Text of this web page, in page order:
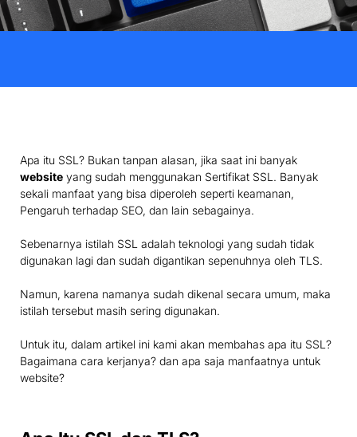
Apa itu SSL? Bukan tanpan alasan, jika saat ini banyak
website yang sudah menggunakan Sertifikat SSL. Banyak
sekali manfaat yang bisa diperoleh seperti keamanan,
Pengaruh terhadap SEO, dan lain sebagainya.
Sebenarnya istilah SSL adalah teknologi yang sudah tidak
digunakan lagi dan sudah digantikan sepenuhnya oleh TLS.
Namun, karena namanya sudah dikenal secara umum, maka
istilah tersebut masih sering digunakan.
Untuk itu, dalam artikel ini kami akan membahas apa itu SSL?
Bagaimana cara kerjanya? dan apa saja manfaatnya untuk
website?